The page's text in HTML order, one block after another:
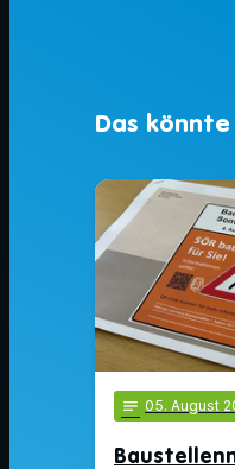
Das
notes 05. August